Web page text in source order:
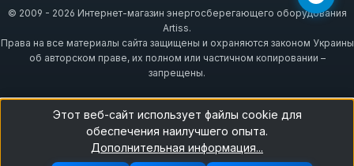
© 2009 - 2026 Интернет-магазин энергосберегающего оборудования
Artiss.
Права на все материалы сайта защищены и охраняются законом Украины
об авторском праве, их полном или частичном копировании –
запрещены.
Этот веб-сайт использует файлы cookie для
обеспечения наилучшего опыта.
Дополнительная информация...